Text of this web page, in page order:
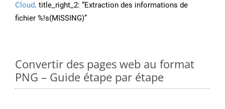
Cloud. title_right_2: “Extraction des informations de
fichier %!s(MISSING)”
Convertir des pages web au format
PNG – Guide étape par étape